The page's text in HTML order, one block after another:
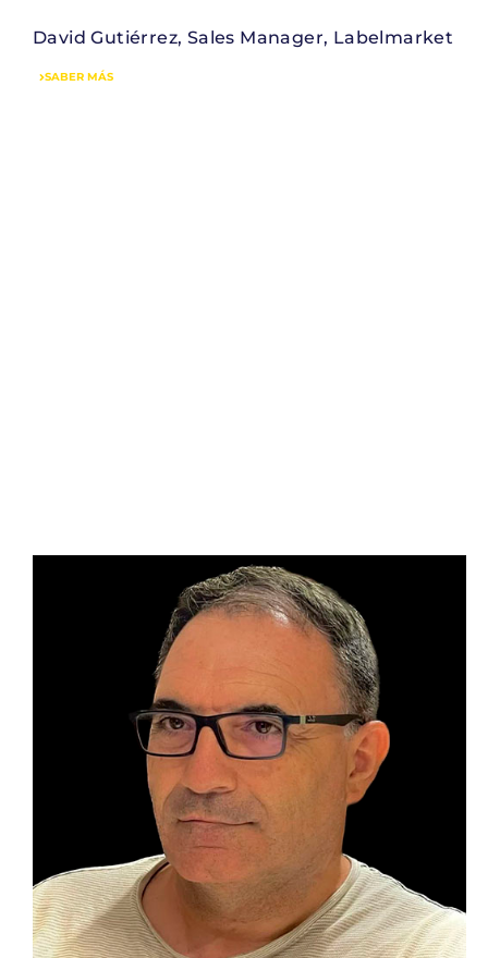
David Gutiérrez, Sales Manager, Labelmarket
SABER MÁS